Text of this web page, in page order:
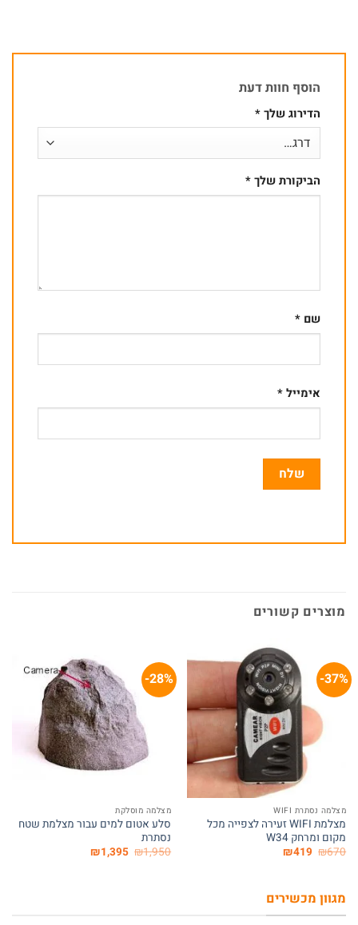
הוסף חוות דעת
הדירוג שלך*
הביקורת שלך*
שם *
אימייל*
מוצרים קשורים
37%-
המלאי אזל
מצלמה נסתרת WIFI
מצלמת WIFI זעירה לצפייה מכל
מקום ומרחק W34
₪670 המחיר
₪419 המחיר
28%-
מצלמה מוסלקת
סלע אטום למים עבור מצלמת שטח
נסתרת
₪1,950 המחיר
המקורי
₪1,395 המחיר
מגוון מכשירים